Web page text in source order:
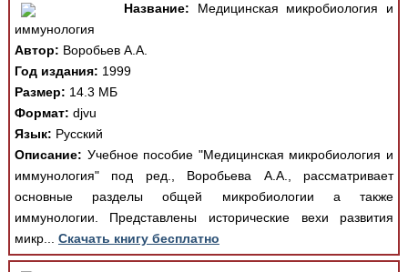
Название: Медицинская микробиология и
иммунология
Автор: Воробьев А.А.
Год издания: 1999
Размер: 14.3 МБ
Формат: djvu
Язык: Русский
Описание: Учебное пособие "Медицинская микробиология и
иммунология" под ред., Воробьева А.А., рассматривает
основные разделы общей микробиологии а также
иммунологии. Представлены исторические вехи развития
микр... Скачать книгу бесплатно